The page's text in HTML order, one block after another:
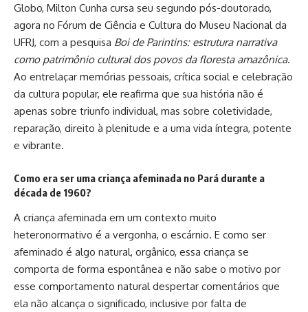
Globo, Milton Cunha cursa seu segundo pós-doutorado,
agora no Fórum de Ciência e Cultura do Museu Nacional da
UFRJ, com a pesquisa Boi de Parintins: estrutura narrativa
como patrimônio cultural dos povos da floresta amazônica.
Ao entrelaçar memórias pessoais, crítica social e celebração
da cultura popular, ele reafirma que sua história não é
apenas sobre triunfo individual, mas sobre coletividade,
reparação, direito à plenitude e a uma vida íntegra, potente
e vibrante.
Como era ser uma criança afeminada no Pará durante a
década de 1960?
A criança afeminada em um contexto muito
heteronormativo é a vergonha, o escárnio. E como ser
afeminado é algo natural, orgânico, essa criança se
comporta de forma espontânea e não sabe o motivo por
esse comportamento natural despertar comentários que
ela não alcança o significado, inclusive por falta de